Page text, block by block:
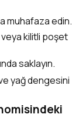
muhafaza edin.
kilitli poşet
saklayın.
yağ dengesini